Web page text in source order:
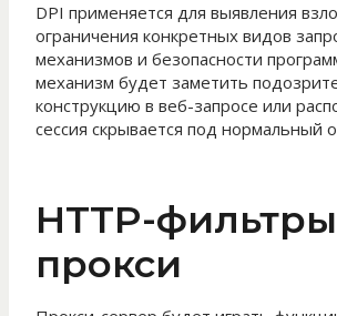
DPI применяется для выявления
ограничения конкретных видов
механизмов и безопасности
механизм будет заметить
конструкцию в веб-запросе или
сессия скрывается под нормальный
HTTP-
прокси